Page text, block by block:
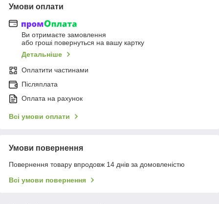
Умови оплати
Ви отримаєте замовлення
або гроші повернуться на вашу картку
Детальніше
Оплатити частинами
Післяплата
Оплата на рахунок
Всі умови оплати
Умови повернення
Повернення товару впродовж 14 днів за домовленістю
Всі умови повернення